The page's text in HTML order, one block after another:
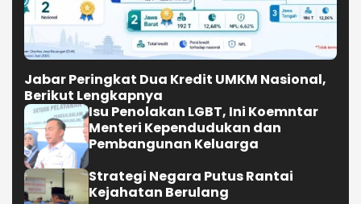
Jabar Peringkat Dua Kredit UMKM Nasional,
Berikut Lengkapnya
Isu Penolakan LGBT, Ini Koemntar
Menteri Kependudukan dan
Pembangunan Keluarga
Strategi Negara Putus Rantai
Kejahatan Berulang